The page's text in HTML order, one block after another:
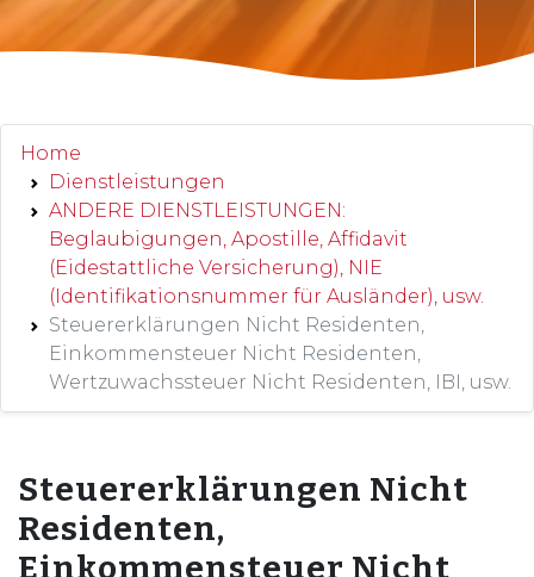
Home
Dienstleistungen
ANDERE DIENSTLEISTUNGEN:
Beglaubigungen, Apostille, Affidavit
(Eidestattliche Versicherung), NIE
(Identifikationsnummer für Ausländer), usw.
Steuererklärungen Nicht Residenten,
Einkommensteuer Nicht Residenten,
Wertzuwachssteuer Nicht Residenten, IBI, usw.
Steuererklärungen Nicht
Residenten,
Einkommensteuer Nicht